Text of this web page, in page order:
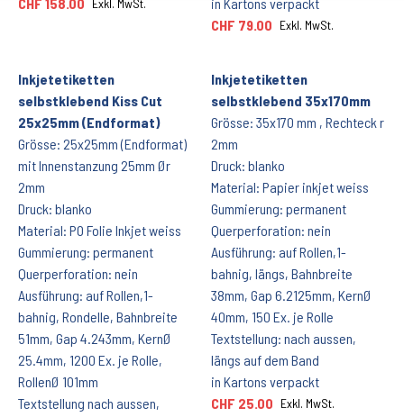
Exkl. MwSt.
CHF 79.00 Exkl. MwSt.
Inkjetetiketten
selbstklebend Kiss Cut
25x25mm (Endformat)
Grösse: 25x25mm (Endformat)
mit Innenstanzung 25mm Ør
2mm
Druck: blanko
Material: PO Folie Inkjet weiss
Gummierung: permanent
Querperforation: nein
Ausführung: auf Rollen,1-
bahnig, Rondelle, Bahnbreite
51mm, Gap 4.243mm, KernØ
25.4mm, 1200 Ex. je Rolle,
RollenØ 101mm
Textstellung nach aussen,
Inkjetetiketten
selbstklebend 35x170mm
Grösse: 35x170 mm , Rechteck r
2mm
Druck: blanko
Material: Papier inkjet weiss
Gummierung: permanent
Querperforation: nein
Ausführung: auf Rollen,1-
bahnig, längs, Bahnbreite
38mm, Gap 6.2125mm, KernØ
40mm, 150 Ex. je Rolle
Textstellung: nach aussen,
längs auf dem Band
in Kartons verpackt
CHF 25.00 Exkl. MwSt.